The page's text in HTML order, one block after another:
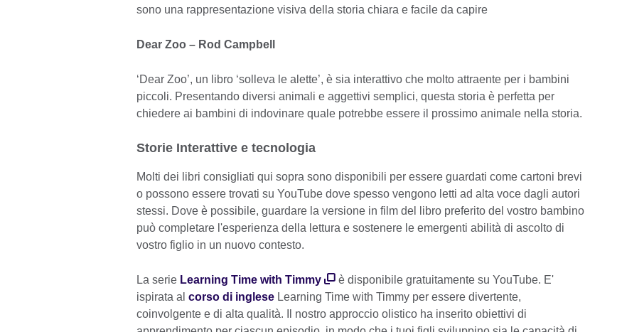
sono una rappresentazione visiva della storia chiara e facile da capire
Dear Zoo – Rod Campbell
‘Dear Zoo’, un libro ‘solleva le alette’, è sia interattivo che molto attraente per i bambini
piccoli. Presentando diversi animali e aggettivi semplici, questa storia è perfetta per
chiedere ai bambini di indovinare quale potrebbe essere il prossimo animale nella storia.
Storie Interattive e tecnologia
Molti dei libri consigliati qui sopra sono disponibili per essere guardati come cartoni brevi
o possono essere trovati su YouTube dove spesso vengono letti ad alta voce dagli autori
stessi. Dove è possibile, guardare la versione in film del libro preferito del vostro bambino
può completare l'esperienza della lettura e sostenere le emergenti abilità di ascolto di
vostro figlio in un nuovo contesto.
La serie Learning Time with Timmy
è disponibile gratuitamente su YouTube. E'
ispirata al corso di inglese Learning Time with Timmy per essere divertente,
coinvolgente e di alta qualità. Il nostro approccio olistico ha inserito obiettivi di